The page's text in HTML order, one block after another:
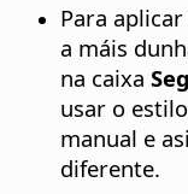
Para
a máis
na caixa
usar o
manual e
diferente.